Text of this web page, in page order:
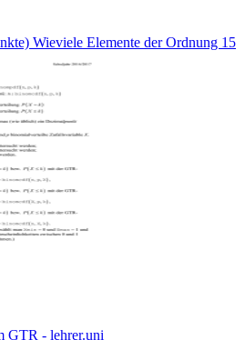
Wieviele Elemente der Ordnung 15
GTR - lehrer.uni